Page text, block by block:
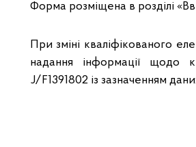
Форма розміщена в розділі
При зміні кваліфікованого
надання інформації щодо
J/F1391802 із зазначенням